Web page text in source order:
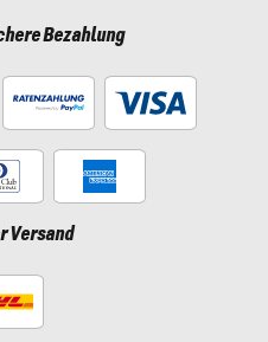
Bezahlung
Versand